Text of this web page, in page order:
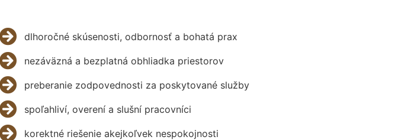
dlhoročné skúsenosti, odbornosť a bohatá prax
nezáväzná a bezplatná obhliadka priestorov
preberanie zodpovednosti za poskytované služby
spoľahliví, overení a slušní pracovníci
korektné riešenie akejkoľvek nespokojnosti